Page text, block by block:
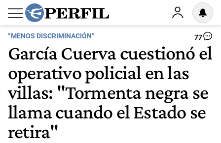
“MENOS DISCRIMINACIÓN” 77
García Cuerva cuestionó el
operativo policial en las
villas: "Tormenta negra se
llama cuando el Estado se
retira"